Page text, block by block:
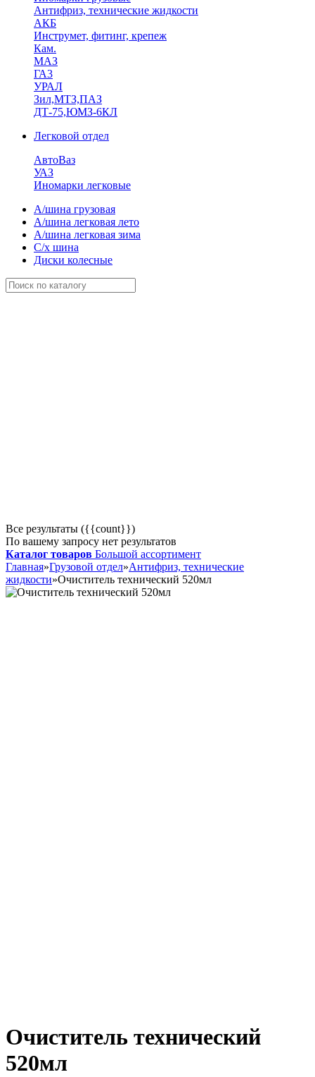
Антифриз, технические жидкости
АКБ
Инструмет, фитинг, крепеж
Кам.
МАЗ
ГА3
УРАЛ
Зил,МТЗ,ПАЗ
ДТ-75,ЮМЗ-6КЛ
Легковой отдел
АвтоВаз
УАЗ
Иномарки легковые
А/шина грузовая
А/шина легковая лето
А/шина легковая зима
С/х шина
Диски колесные
Все результаты ({{count}})
По вашему запросу нет результатов
Каталог товаров Большой ассортимент
Главная»Грузовой отдел»Антифриз, технические
жидкости»Очиститель технический 520мл
Очиститель технический
520мл